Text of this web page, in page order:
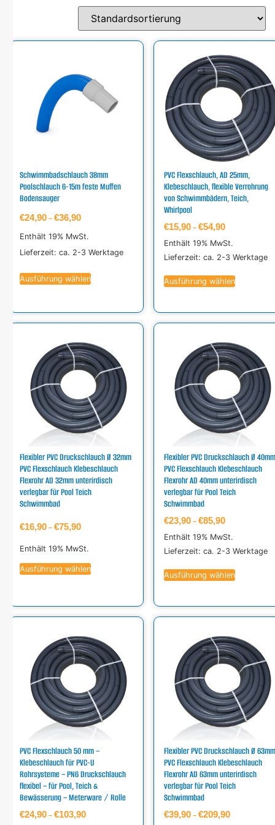
Schwimmbadschlauch 38mm
Poolschlauch 6-15m feste Muffen
Bodensauger
€24,90 – €36,90
Enthält 19% MwSt.
Lieferzeit: ca. 2-3 Werktage
Ausführung wählen
PVC Flexschlauch, AD 25mm,
Klebeschlauch, flexible Verrohrung
von Schwimmbädern, Teich,
Whirlpool
€15,90 – €54,90
Enthält 19% MwSt.
Lieferzeit: ca. 2-3 Werktage
Ausführung wählen
Flexibler PVC Druckschlauch Ø 32mm
PVC Flexschlauch Klebeschlauch
Flexrohr AD 32mm unterirdisch
verlegbar für Pool Teich
Schwimmbad
€16,90 – €75,90
Enthält 19% MwSt.
Ausführung wählen
Flexibler PVC Druckschlauch Ø 40mm
PVC Flexschlauch Klebeschlauch
Flexrohr AD 40mm unterirdisch
verlegbar für Pool Teich
Schwimmbad
€23,90 – €85,90
Enthält 19% MwSt.
Lieferzeit: ca. 2-3 Werktage
Ausführung wählen
PVC Flexschlauch 50 mm –
Klebeschlauch für PVC-U
Rohrsysteme – PN6 Druckschlauch
flexibel – für Pool, Teich &
Bewässerung – Meterware / Rolle
€24,90 – €103,90
Flexibler PVC Druckschlauch Ø 63mm
PVC Flexschlauch Klebeschlauch
Flexrohr AD 63mm unterirdisch
verlegbar für Pool Teich
Schwimmbad
€39,90 – €209,90